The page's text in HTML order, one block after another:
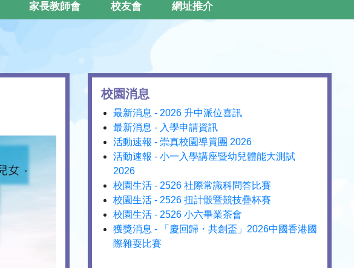
家長教師會 校友會 網址推介
校園消息
最新消息 - 2026 升中派位喜訊
最新消息 - 入學申請資訊
活動速報 - 崇真校園導賞團 2026
活動速報 - 小一入學講座暨幼兒體能大測試
2026
校園生活 - 2526 社際常識科問答比賽
校園生活 - 2526 扭計骰暨競技疊杯賽
校園生活 - 2526 小六畢業茶會
獲獎消息 - 「慶回歸・共創盃」2026中國香港國
際雜耍比賽